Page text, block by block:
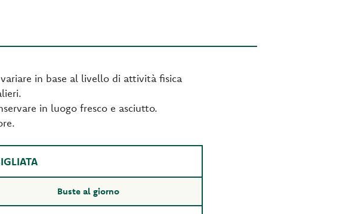
in base al livello di attività fisica
in luogo fresco e asciutto.
Buste al giorno